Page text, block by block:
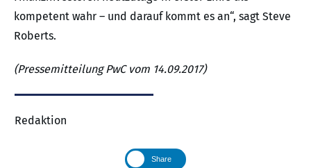
kompetent wahr – und darauf kommt es an“, sagt Steve
Roberts.
(Pressemitteilung PwC vom 14.09.2017)
Redaktion
Share